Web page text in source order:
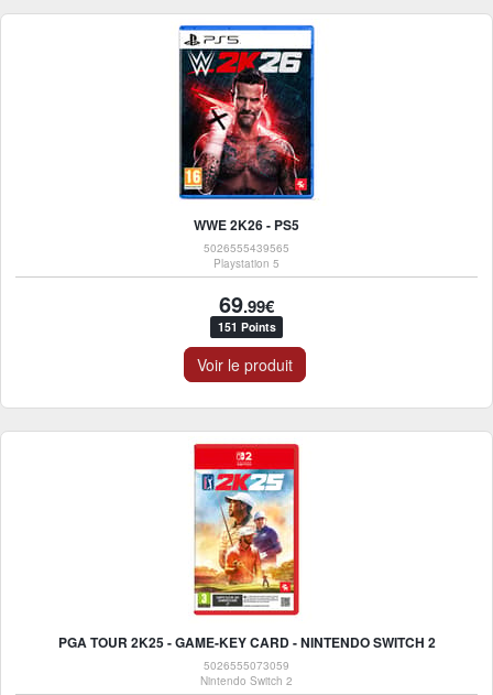
WWE 2K26 - PS5
5026555439565
Playstation 5
69.99€
151 Points
Voir le produit
PGA TOUR 2K25 - GAME-KEY CARD - NINTENDO SWITCH 2
5026555073059
Nintendo Switch 2